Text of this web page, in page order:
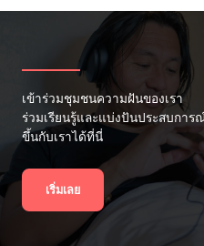
เข้าร่วมชุมชนความฝันของเรา
ร่วมเรียนรู้และแบ่งปันประสบกา
ขึ้นกับเราได้ที่นี่
เริ่มเลย